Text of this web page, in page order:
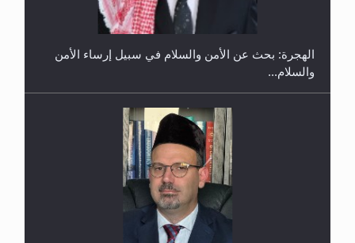
حفل توزيع الشهادات في الجامعة الأحمدية بنيجيريا لعام
الهجرة: بحث عن الأمن والسلام في سبيل إرساء الأمن
والسلام...